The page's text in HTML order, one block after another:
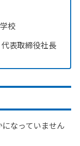
校
表取締役社長
なっていません